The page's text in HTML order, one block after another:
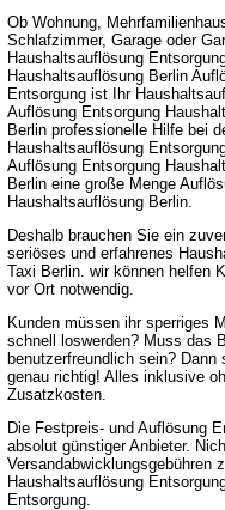
Ob Wohnung,
Schlafzimmer, Garage oder
Haushaltsauflösung
Haushaltsauflösung Berlin
Entsorgung ist Ihr
Auflösung Entsorgung
Berlin professionelle Hilfe bei
Haushaltsauflösung
Auflösung Entsorgung
Berlin eine große Menge
Haushaltsauflösung Berlin.
Deshalb brauchen Sie ein
seriöses und erfahrenes
Taxi Berlin. wir können helfen
vor Ort notwendig.
Kunden müssen ihr sperriges
schnell loswerden? Muss das
benutzerfreundlich sein? Dann
genau richtig! Alles inklusive
Zusatzkosten.
Die Festpreis- und Auflösung
absolut günstiger Anbieter.
Versandabwicklungsgebühren
Haushaltsauflösung
Entsorgung.